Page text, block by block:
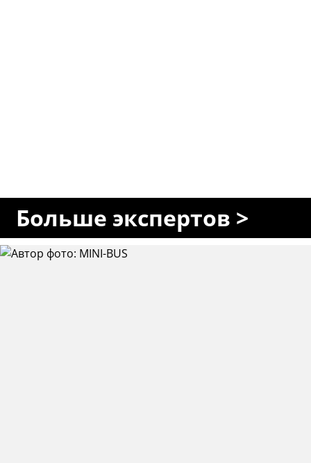
Больше экспертов >